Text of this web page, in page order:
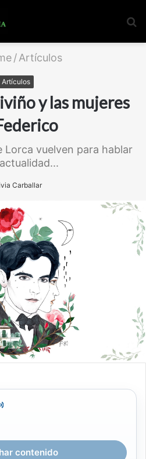
/Artículos
Artículos
y las mujeres
Lorca vuelven para hablar
Carballar
contenido